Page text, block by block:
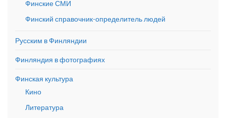
Финские СМИ
Финский справочник-определитель людей
Русским в Финляндии
Финляндия в фотографиях
Финская культура
Кино
Литература